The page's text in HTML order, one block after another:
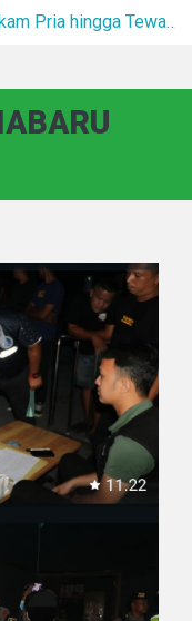
Diduga Tikam Pria hingga Tewas di Plaza Kabanjahe, Pelaku Diamankan Beberapa Menit Setelah Kejadian